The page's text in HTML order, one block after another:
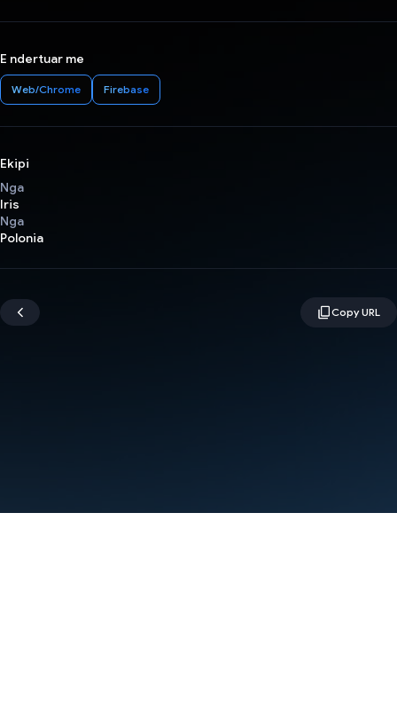
E ndertuar me
Web/Chrome Firebase
Ekipi
Nga
Iris
Nga
Polonia